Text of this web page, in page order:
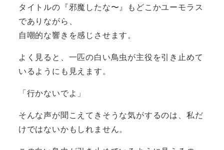
タイトルの『邪魔したな〜』もどこかユーモラス
でありながら、
自嘲的な響きを感じさせます。
よく見ると、一匹の白い鳥虫が主役を引き止めて
いるようにも見えます。
「行かないでよ」
そんな声が聞こえてきそうな気がするのは、私だ
けではないかもしれません。